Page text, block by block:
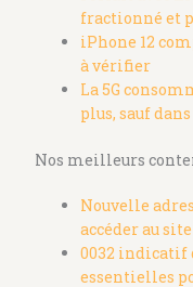
fractionné et
iPhone 12
à vérifier
La 5G
plus, sauf dans
Nos meilleurs
Nouvelle
accéder au
0032 indicatif
essentielles